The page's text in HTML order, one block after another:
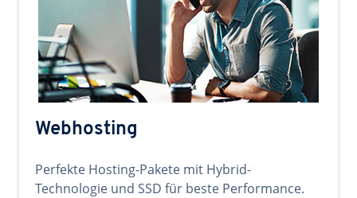
Webhosting
Perfekte Hosting-Pakete mit Hybrid-
Technologie und SSD für beste Performance.